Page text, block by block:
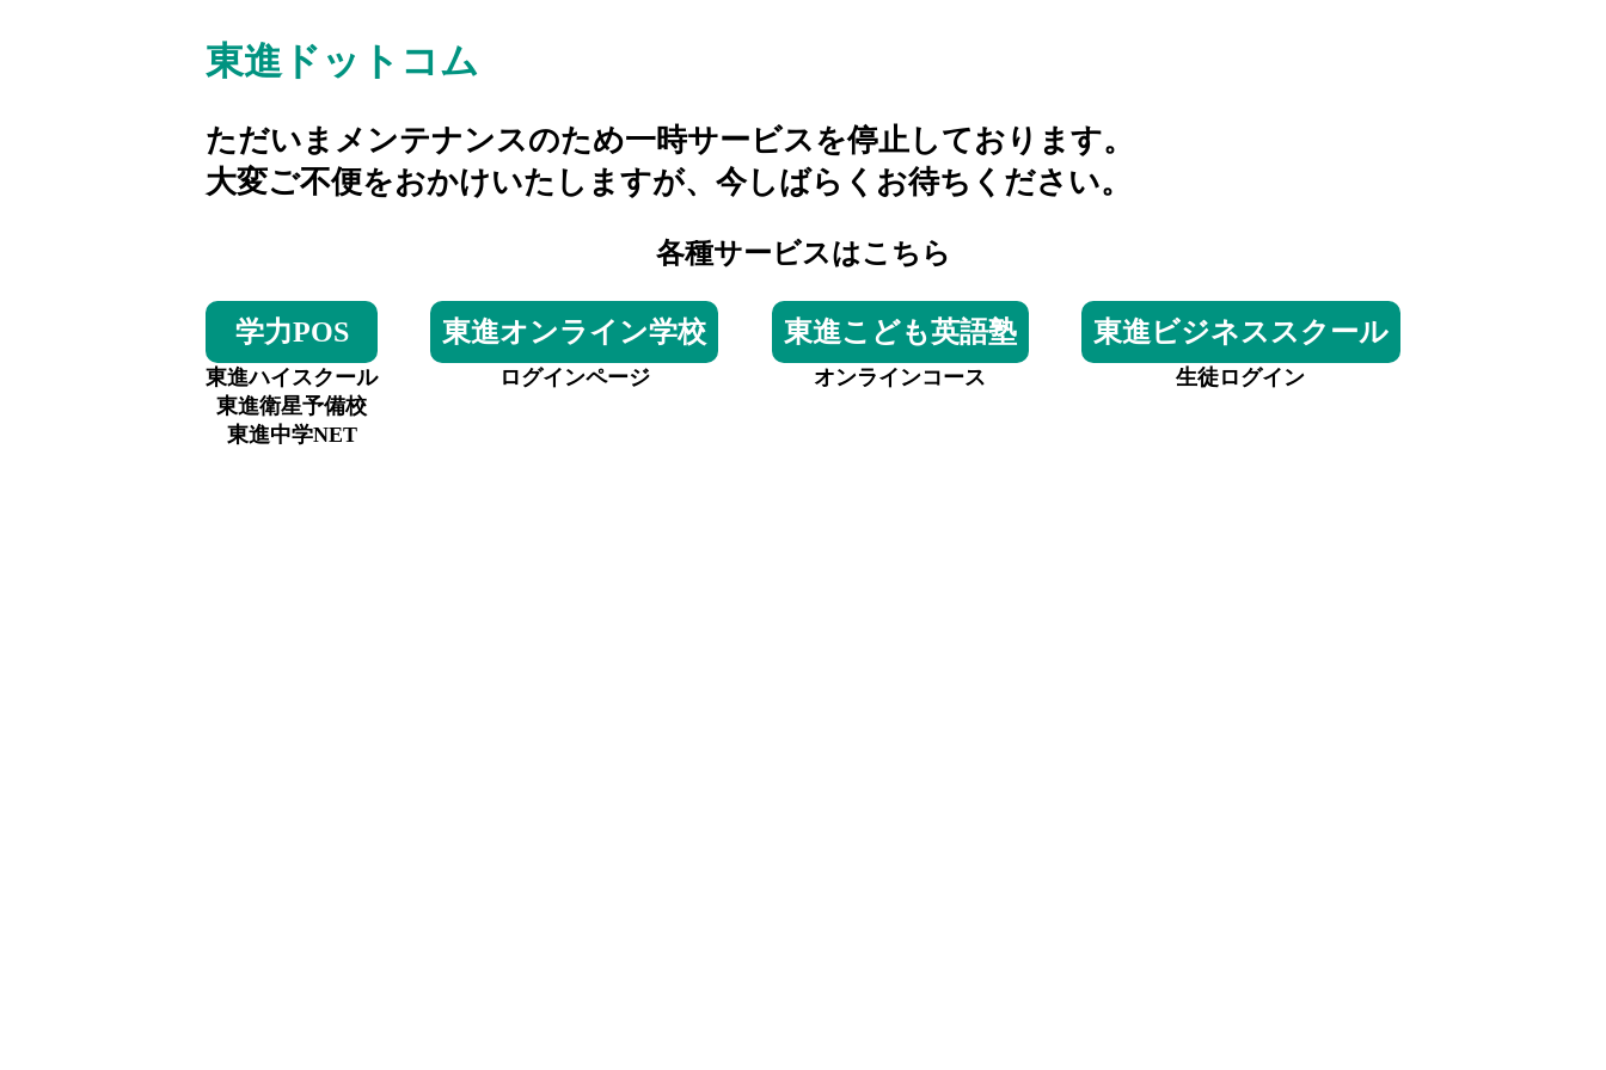
東進ドットコム
ただいまメンテナンスのため一時サービスを停止しております。
大変ご不便をおかけいたしますが、今しばらくお待ちください。
各種サービスはこちら
学力POS
東進ハイスクール
東進衛星予備校
東進中学NET
東進オンライン学校
ログインページ
東進こども英語塾
オンラインコース
東進ビジネススクール
生徒ログイン